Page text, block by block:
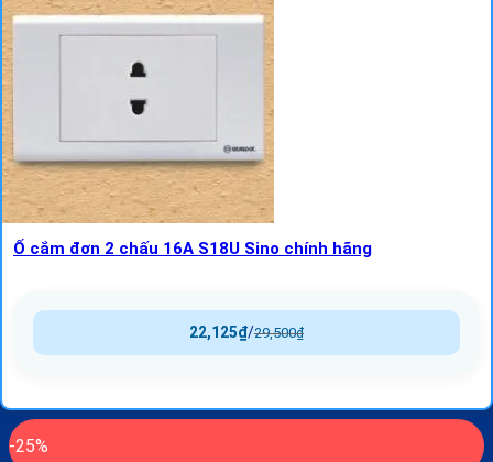
Ổ cắm đơn 2 chấu 16A S18U Sino chính hãng
29,500₫
/
22,125₫
-25%